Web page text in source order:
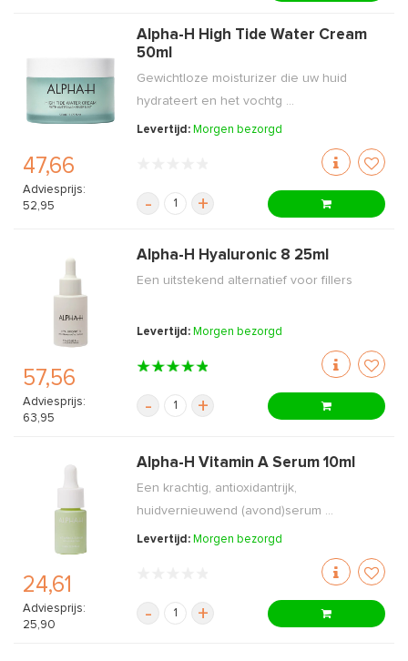
47,66
Adviesprijs:
52,95
Alpha-H High Tide Water Cream
50ml
Gewichtloze moisturizer die uw huid
hydrateert en het vochtg ...
Levertijd: Morgen bezorgd
- +
57,56
Adviesprijs:
63,95
Alpha-H Hyaluronic 8 25ml
Een uitstekend alternatief voor fillers
Levertijd: Morgen bezorgd
- +
24,61
Adviesprijs:
25,90
Alpha-H Vitamin A Serum 10ml
Een krachtig, antioxidantrijk,
huidvernieuwend (avond)serum ...
Levertijd: Morgen bezorgd
- +